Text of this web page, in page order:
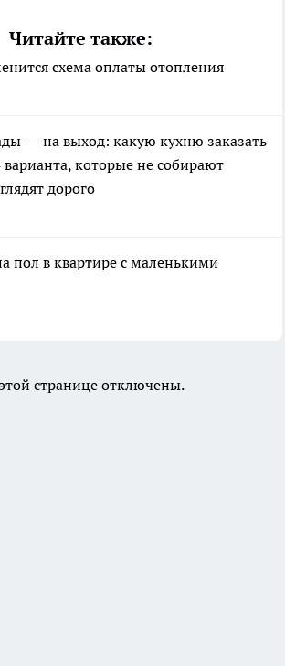
Читайте также:
схема оплаты отопления
— на выход: какую кухню заказать
которые не собирают
дорого
пол в квартире с маленькими
странице отключены.